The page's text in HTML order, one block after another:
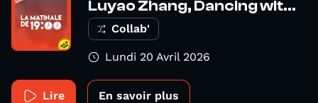
Luyao Zhang, Dancing wit...
Collab'
Lundi 20 Avril 2026
Lire En savoir plus